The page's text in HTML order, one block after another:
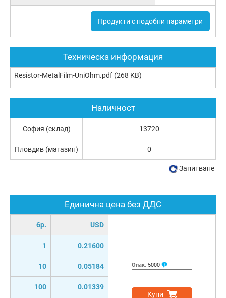
Продукти с подобни параметри
Техническа информация
Resistor-MetalFilm-UniOhm.pdf (268 KB)
Единична цена без ДДС
бр. USD
1 0.21600
10 0.05184
100 0.01339
Опак. 5000
Купи
Наличност
София (склад) 13720
Пловдив (магазин) 0
Запитване